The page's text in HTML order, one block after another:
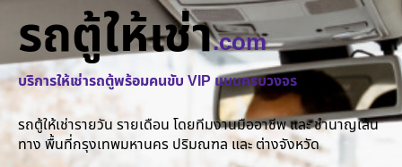
รถตู้ให้เช่า.com
บริการให้เช่ารถตู้พร้อมคนขับ VIP แบบครบวงจร
รถตู้ให้เช่ารายวัน รายเดือน โดยทีมงานมืออาชีพ และ ชำนาญเส้น
ทาง พื้นที่กรุงเทพมหานคร ปริมณฑล และ ต่างจังหวัด